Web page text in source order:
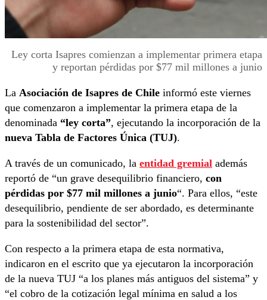
Ley corta Isapres comienzan a implementar primera etapa
y reportan pérdidas por $77 mil millones a junio
La Asociación de Isapres de Chile informó este viernes
que comenzaron a implementar la primera etapa de la
denominada “ley corta”, ejecutando la incorporación de la
nueva Tabla de Factores Única (TUJ).
A través de un comunicado, la entidad gremial además
reportó de “un grave desequilibrio financiero, con
pérdidas por $77 mil millones a junio“. Para ellos, “este
desequilibrio, pendiente de ser abordado, es determinante
para la sostenibilidad del sector”.
Con respecto a la primera etapa de esta normativa,
indicaron en el escrito que ya ejecutaron la incorporación
de la nueva TUJ “a los planes más antiguos del sistema” y
“el cobro de la cotización legal mínima en salud a los